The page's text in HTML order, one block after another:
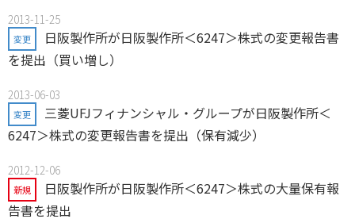
2013-11-25
変更
日阪製作所が日阪製作所＜6247＞株式の変更報告書
を提出（買い増し）
2013-06-03
変更
三菱UFJフィナンシャル・グループが日阪製作所＜
6247＞株式の変更報告書を提出（保有減少）
2012-12-06
新規
日阪製作所が日阪製作所＜6247＞株式の大量保有報
告書を提出